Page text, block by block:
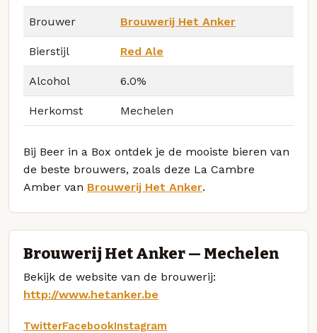
Brouwer Brouwerij Het Anker
Bierstijl Red Ale
Alcohol 6.0%
Herkomst Mechelen
Bij Beer in a Box ontdek je de mooiste bieren van
de beste brouwers, zoals deze La Cambre
Amber van Brouwerij Het Anker.
Brouwerij Het Anker — Mechelen
Bekijk de website van de brouwerij:
http://www.hetanker.be
TwitterFacebookInstagram